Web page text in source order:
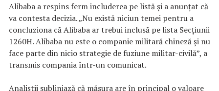
Alibaba a respins ferm includerea pe listă și a anunțat că
va contesta decizia. „Nu există niciun temei pentru a
concluziona că Alibaba ar trebui inclusă pe lista Secțiunii
1260H. Alibaba nu este o companie militară chineză și nu
face parte din nicio strategie de fuziune militar-civilă”, a
transmis compania într-un comunicat.
Analiștii subliniază că măsura are în principal o valoare